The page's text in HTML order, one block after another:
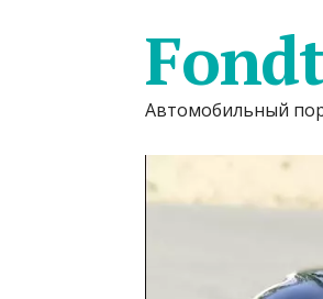
Автомобильный